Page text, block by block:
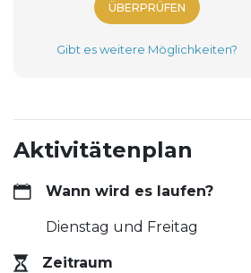
ÜBERPRÜFEN
Gibt es weitere Möglichkeiten?
Aktivitätenplan
Wann wird es laufen?
Dienstag und Freitag
Zeitraum